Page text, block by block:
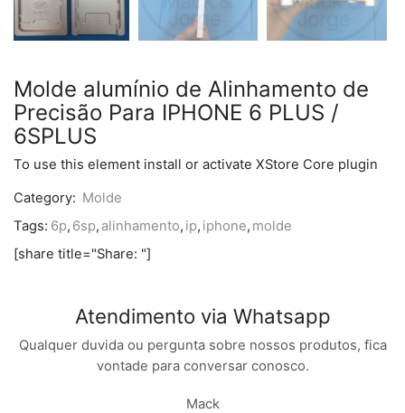
Molde alumínio de Alinhamento de
Precisão Para IPHONE 6 PLUS /
6SPLUS
To use this element install or activate XStore Core plugin
Category: Molde
Tags: 6p, 6sp, alinhamento, ip, iphone, molde
[share title="Share: "]
Atendimento via Whatsapp
Qualquer duvida ou pergunta sobre nossos produtos, fica
vontade para conversar conosco.
Mack